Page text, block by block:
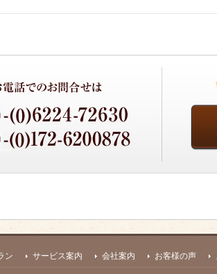
ン サービス案内 会社案内 お客様の声